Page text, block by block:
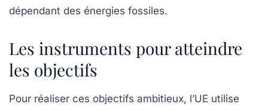
dépendant des énergies fossiles.
Les instruments pour atteindre
les objectifs
Pour réaliser ces objectifs ambitieux, l’UE utilise